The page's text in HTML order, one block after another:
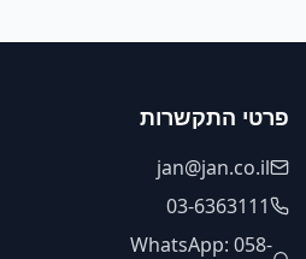
פרטי התקשרות
jan@jan.co.il
03-6363111
WhatsApp: 058-